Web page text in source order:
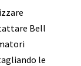
Bell
le